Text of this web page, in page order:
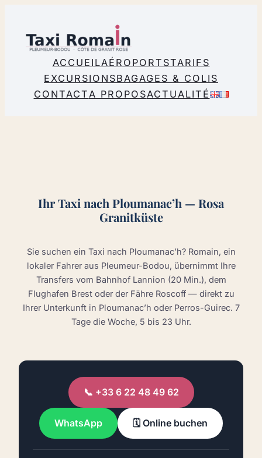
springen
ACCUEILAÉROPORTSTARIFS
EXCURSIONSBAGAGES & COLIS
CONTACT A PROPOSACTUALITÉ
Ihr Taxi nach Ploumanac’h — Rosa
Granitküste
Sie suchen ein Taxi nach Ploumanac’h? Romain, ein
lokaler Fahrer aus Pleumeur-Bodou, übernimmt Ihre
Transfers vom Bahnhof Lannion (20 Min.), dem
Flughafen Brest oder der Fähre Roscoff — direkt zu
Ihrer Unterkunft in Ploumanac’h oder Perros-Guirec. 7
Tage die Woche, 5 bis 23 Uhr.
📞 +33 6 22 48 49 62
WhatsApp 🗓️ Online buchen